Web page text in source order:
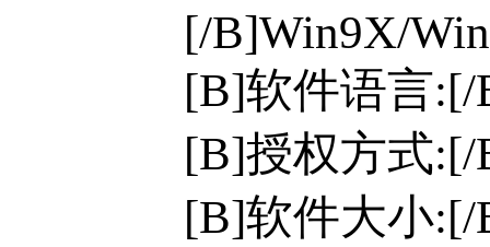
[/B]Win9X/
[B]软件语言
[B]授权方式
[B]软件大小:[/